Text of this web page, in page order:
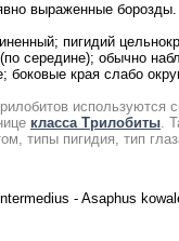
выраженные борозды.
пигидий
середине); обычно
края слабо
класса Трилобиты.
типы пигидия, тип
- Asaphus